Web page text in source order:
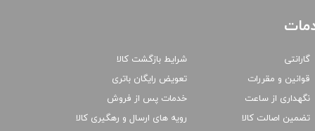
گارانتی
قوانین و مقررات
نگهداری از ساعت
تضمین اصالت کالا
شرایط بازگشت کالا
تعویض رایگان باتری
خدمات پس از فروش
رویه های ارسال و رهگیری کالا